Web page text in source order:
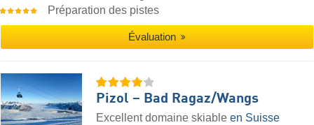
Préparation des pistes
Évaluation
Pizol – Bad Ragaz/​Wangs
Excellent domaine skiable en Suisse